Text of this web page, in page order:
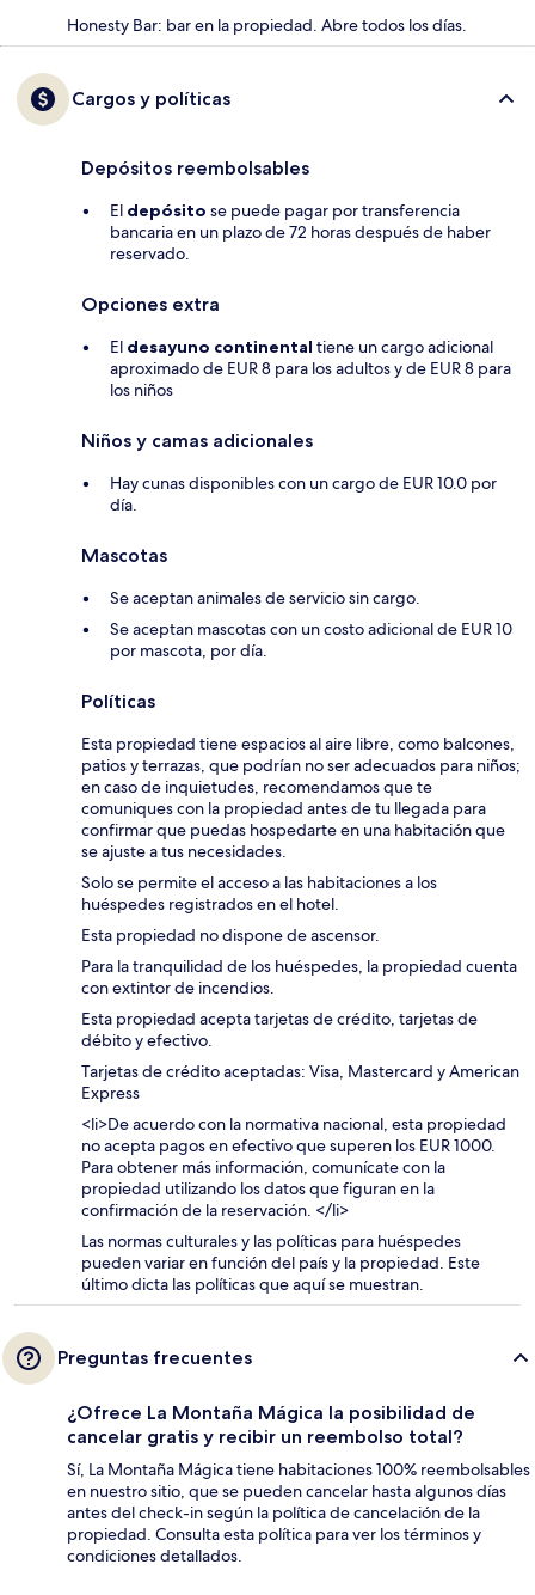
Honesty Bar: bar en la propiedad. Abre todos los días.
Cargos y políticas
Depósitos reembolsables
El depósito se puede pagar por transferencia
bancaria en un plazo de 72 horas después de haber
reservado.
Opciones extra
El desayuno continental tiene un cargo adicional
aproximado de EUR 8 para los adultos y de EUR 8 para
los niños
Niños y camas adicionales
Hay cunas disponibles con un cargo de EUR 10.0 por
día.
Mascotas
Se aceptan animales de servicio sin cargo.
Se aceptan mascotas con un costo adicional de EUR 10
por mascota, por día.
Políticas
Esta propiedad tiene espacios al aire libre, como balcones,
patios y terrazas, que podrían no ser adecuados para niños;
en caso de inquietudes, recomendamos que te
comuniques con la propiedad antes de tu llegada para
confirmar que puedas hospedarte en una habitación que
se ajuste a tus necesidades.
Solo se permite el acceso a las habitaciones a los
huéspedes registrados en el hotel.
Esta propiedad no dispone de ascensor.
Para la tranquilidad de los huéspedes, la propiedad cuenta
con extintor de incendios.
Esta propiedad acepta tarjetas de crédito, tarjetas de
débito y efectivo.
Tarjetas de crédito aceptadas: Visa, Mastercard y American
Express
<li>De acuerdo con la normativa nacional, esta propiedad
no acepta pagos en efectivo que superen los EUR 1000.
Para obtener más información, comunícate con la
propiedad utilizando los datos que figuran en la
confirmación de la reservación. </li>
Las normas culturales y las políticas para huéspedes
pueden variar en función del país y la propiedad. Este
último dicta las políticas que aquí se muestran.
Preguntas frecuentes
¿Ofrece La Montaña Mágica la posibilidad de
cancelar gratis y recibir un reembolso total?
Sí, La Montaña Mágica tiene habitaciones 100% reembolsables
en nuestro sitio, que se pueden cancelar hasta algunos días
antes del check-in según la política de cancelación de la
propiedad. Consulta esta política para ver los términos y
condiciones detallados.